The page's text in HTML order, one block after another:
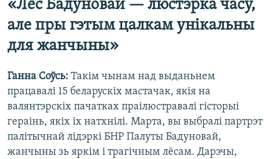
«Лёс Бадуновай — люстэрка часу,
але пры гэтым цалкам унікальны
для жанчыны»
Ганна Соўсь: Такім чынам над выданьнем
працавалі 15 беларускіх мастачак, якія на
валянтэрскіх пачатках праілюстравалі гісторыі
гераінь, якіх іх натхнілі. Марта, вы выбралі партрэт
палітычнай лідэркі БНР Палуты Бадуновай,
жанчыны зь яркім і трагічным лёсам. Дарэчы,